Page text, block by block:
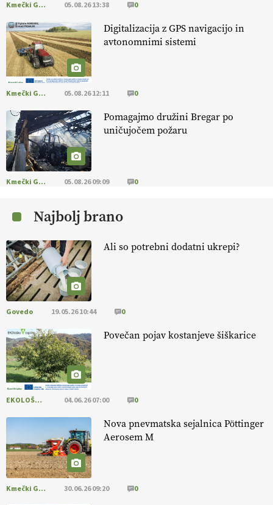
EKOloško = logično: ekološko oljarstvo
MORGAN
EKOloško = logično: ekološka kmetija
FREŠER
KMETIJSKA LIGA PRVAKOV: POMLADITEV
KMETIJSKE EKIPE
KMETIJSKA LIGA PRVAKOV: UKRAJINA vs.
EVROPA
EKOloško = logično: ekološka kmetija
EKOloško = logično: VLOG Okus je
pomembnejši od izgleda
EKOloško = logično: ekološka kmetija PR'
Kmečki Glas 05.08.26 13:38 0
Digitalizacija z GPS navigacijo in
avtonomnimi sistemi
Kmečki Glas 05.08.26 12:11 0
Pomagajmo družini Bregar po
uničujočem požaru
Kmečki Glas 05.08.26 09:09 0
Najbolj brano
Ali so potrebni dodatni ukrepi?
Govedo 19.05.26 10:44 0
Povečan pojav kostanjeve šiškarice
EKOLOŠKO LOGIČNO 04.06.26 07:00 0
Nova pnevmatska sejalnica Pöttinger
Aerosem M
Kmečki Glas 30.06.26 09:20 0